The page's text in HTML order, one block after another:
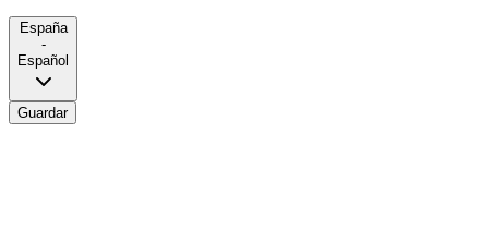
España
-
Español
Guardar